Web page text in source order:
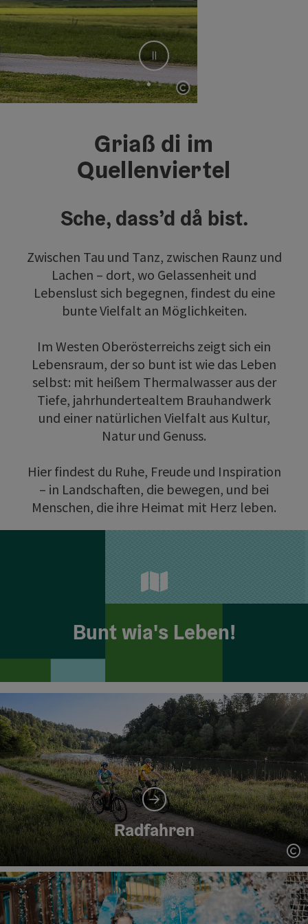
Stop
Griaß di im
Quellenviertel
Sche, dass’d då bist.
Zwischen Tau und Tanz, zwischen Raunz und
Lachen – dort, wo Gelassenheit und
Lebenslust sich begegnen, findest du eine
bunte Vielfalt an Möglichkeiten.
Im Westen Oberösterreichs zeigt sich ein
Lebensraum, der so bunt ist wie das Leben
selbst: mit heißem Thermalwasser aus der
Tiefe, jahrhundertealtem Brauhandwerk
und einer natürlichen Vielfalt aus Kultur,
Natur und Genuss.
Hier findest du Ruhe, Freude und Inspiration
– in Landschaften, die bewegen, und bei
Menschen, die ihre Heimat mit Herz leben.
Bunt wia's Leben!
Radfahren